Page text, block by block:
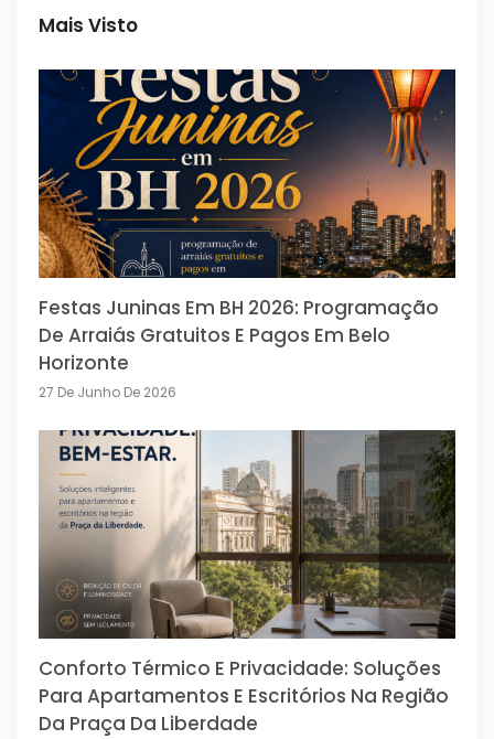
Mais Visto
Festas Juninas Em BH 2026: Programação
De Arraiás Gratuitos E Pagos Em Belo
Horizonte
27 De Junho De 2026
Conforto Térmico E Privacidade: Soluções
Para Apartamentos E Escritórios Na Região
Da Praça Da Liberdade